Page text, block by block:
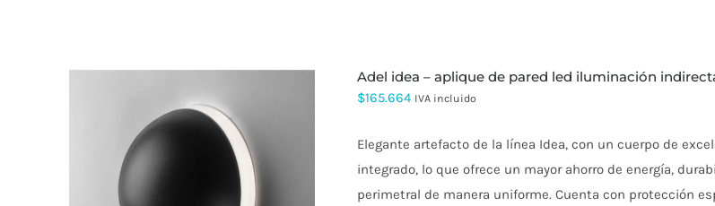
adel idea – aplique de pared led iluminación
$165.664 IVA incluido
Elegante artefacto de la línea Idea, con un cuerpo de
integrado, lo que ofrece un mayor ahorro de energía,
perimetral de manera uniforme. Cuenta con protección